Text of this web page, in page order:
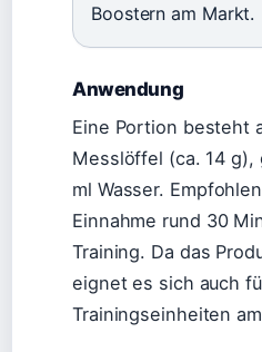
Boostern am Markt.
Anwendung
Eine Portion besteht
Messlöffel (ca. 14
ml Wasser.
Einnahme rund 30
Training. Da das
eignet es sich auch
Trainingseinheiten